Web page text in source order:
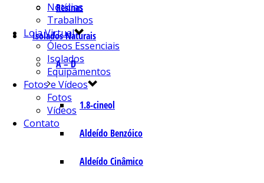
Resinas
Isolados Naturais
A – D
1.8-cineol
Aldeído Benzóico
Aldeído Cinâmico
Notícias
Trabalhos
Loja Virtual
Óleos Essenciais
Isolados
Equipamentos
Fotos e Vídeos
Fotos
Vídeos
Contato